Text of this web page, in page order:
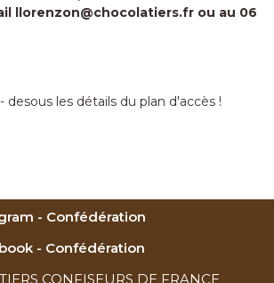
llorenzon@chocolatiers.fr ou au 06
les détails du plan d'accès !
- Confédération
- Confédération
CONFISEURS DE FRANCE